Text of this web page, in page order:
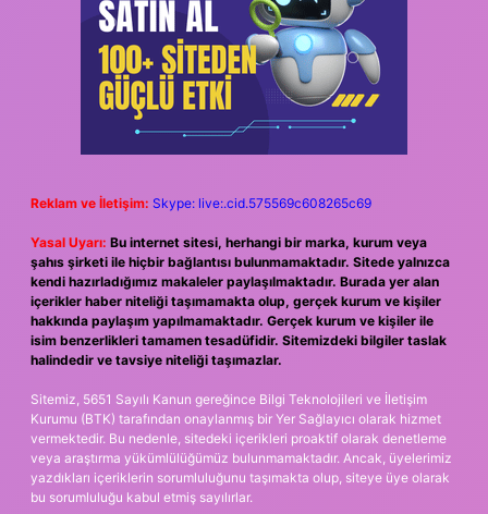
Reklam ve İletişim: Skype: live:.cid.575569c608265c69
Yasal Uyarı: Bu internet sitesi, herhangi bir marka, kurum veya
şahıs şirketi ile hiçbir bağlantısı bulunmamaktadır. Sitede yalnızca
kendi hazırladığımız makaleler paylaşılmaktadır. Burada yer alan
içerikler haber niteliği taşımamakta olup, gerçek kurum ve kişiler
hakkında paylaşım yapılmamaktadır. Gerçek kurum ve kişiler ile
isim benzerlikleri tamamen tesadüfidir. Sitemizdeki bilgiler taslak
halindedir ve tavsiye niteliği taşımazlar.
Sitemiz, 5651 Sayılı Kanun gereğince Bilgi Teknolojileri ve İletişim
Kurumu (BTK) tarafından onaylanmış bir Yer Sağlayıcı olarak hizmet
vermektedir. Bu nedenle, sitedeki içerikleri proaktif olarak denetleme
veya araştırma yükümlülüğümüz bulunmamaktadır. Ancak, üyelerimiz
yazdıkları içeriklerin sorumluluğunu taşımakta olup, siteye üye olarak
bu sorumluluğu kabul etmiş sayılırlar.